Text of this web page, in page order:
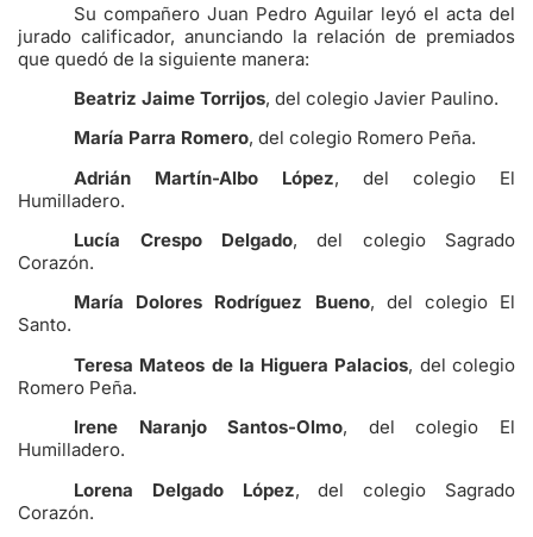
Su compañero Juan Pedro Aguilar leyó el acta del
jurado calificador, anunciando la relación de premiados
que quedó de la siguiente manera:
Beatriz Jaime Torrijos, del colegio Javier Paulino.
María Parra Romero, del colegio Romero Peña.
Adrián Martín-Albo López, del colegio El
Humilladero.
Lucía Crespo Delgado, del colegio Sagrado
Corazón.
María Dolores Rodríguez Bueno, del colegio El
Santo.
Teresa Mateos de la Higuera Palacios, del colegio
Romero Peña.
Irene Naranjo Santos-Olmo, del colegio El
Humilladero.
Lorena Delgado López, del colegio Sagrado
Corazón.